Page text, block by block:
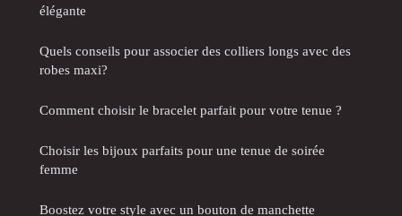
élégante
Quels conseils pour associer des colliers longs avec des
robes maxi?
Comment choisir le bracelet parfait pour votre tenue ?
Choisir les bijoux parfaits pour une tenue de soirée
femme
Boostez votre style avec un bouton de manchette